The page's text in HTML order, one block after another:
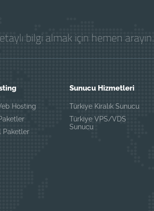
bilgi almak için hemen arayın.
Hosting
Paketler
Sunucu Hizmetleri
Türkiye Kiralık Sunucu
Türkiye VPS/VDS
Sunucu